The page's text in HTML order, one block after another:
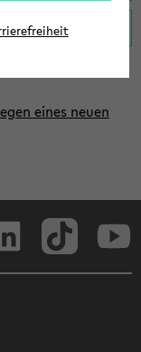
eines neuen